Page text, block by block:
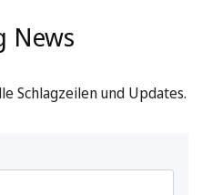
News
Schlagzeilen und Updates.